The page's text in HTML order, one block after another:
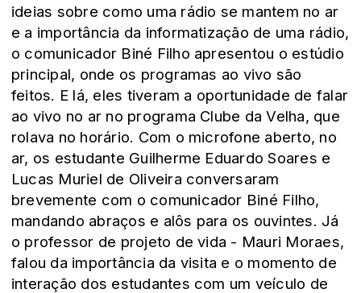
ideias sobre como uma rádio se mantem no ar
e a importância da informatização de uma rádio,
o comunicador Biné Filho apresentou o estúdio
principal, onde os programas ao vivo são
feitos. E lá, eles tiveram a oportunidade de falar
ao vivo no ar no programa Clube da Velha, que
rolava no horário. Com o microfone aberto, no
ar, os estudante Guilherme Eduardo Soares e
Lucas Muriel de Oliveira conversaram
brevemente com o comunicador Biné Filho,
mandando abraços e alôs para os ouvintes. Já
o professor de projeto de vida - Mauri Moraes,
falou da importância da visita e o momento de
interação dos estudantes com um veículo de